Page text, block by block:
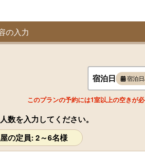
の入力
宿泊日 宿泊
このプランの予約には1室以上の空きが
数を入力してください。
の定員: 2～6名様